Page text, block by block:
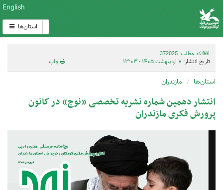
English
استان‌ها
کد مطلب: 372025
تاریخ انتشار: ۷ اردیبهشت ۱۴۰۵ - ۱۳:۰۳ چاپ
استان‌ها مازندران
انتشار دهمین شماره نشریه تخصصی «نوج» در کانون
پرورش فکری مازندران